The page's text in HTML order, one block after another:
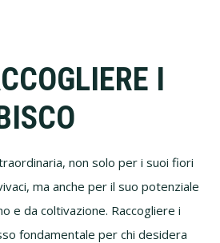
I
non solo per i suoi fiori
ma anche per il suo potenziale
e da coltivazione. Raccogliere i
fondamentale per chi desidera